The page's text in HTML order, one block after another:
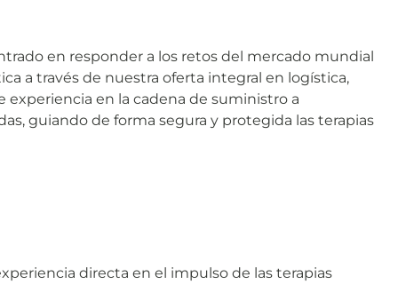
en responder a los retos del mercado mundial
a través de nuestra oferta integral en logística,
experiencia en la cadena de suministro a
guiando de forma segura y protegida las terapias
directa en el impulso de las terapias